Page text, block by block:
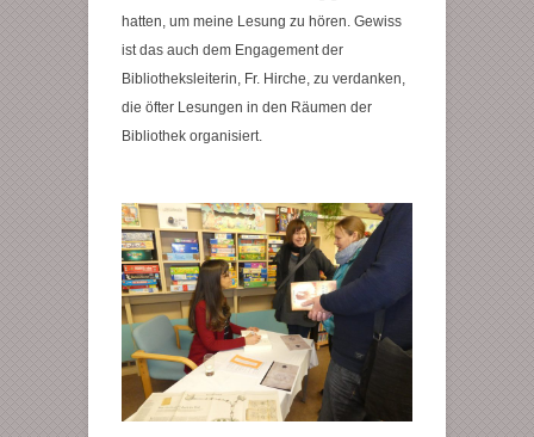
hatten, um meine Lesung zu hören. Gewiss
ist das auch dem Engagement der
Bibliotheksleiterin, Fr. Hirche, zu verdanken,
die öfter Lesungen in den Räumen der
Bibliothek organisiert.